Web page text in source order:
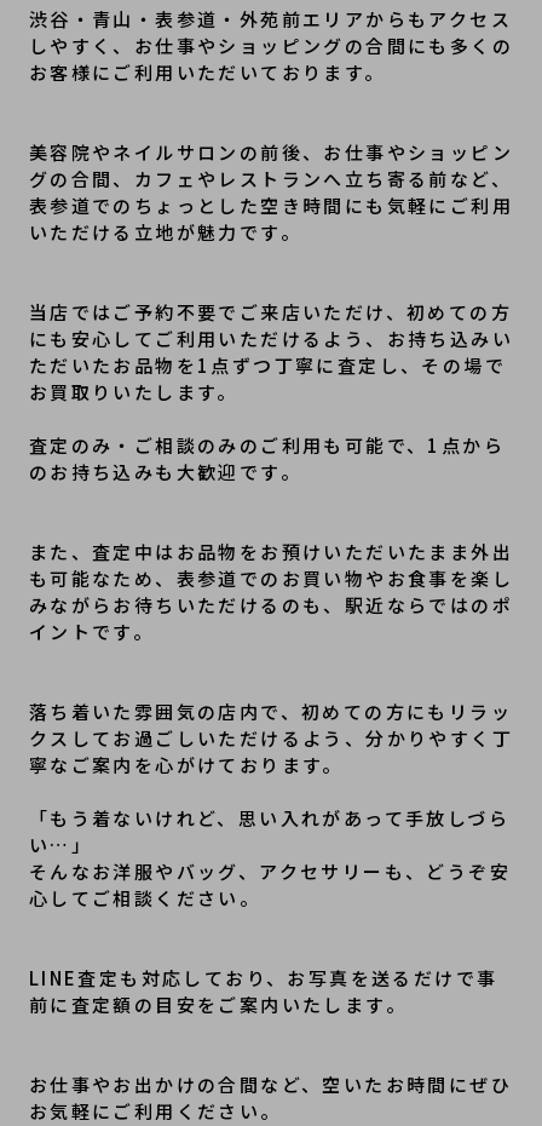
渋谷・青山・表参道・外苑前エリアからもアクセス
しやすく、お仕事やショッピングの合間にも多くの
お客様にご利用いただいております。
美容院やネイルサロンの前後、お仕事やショッピン
グの合間、カフェやレストランへ立ち寄る前など、
表参道でのちょっとした空き時間にも気軽にご利用
いただける立地が魅力です。
当店ではご予約不要でご来店いただけ、初めての方
にも安心してご利用いただけるよう、お持ち込みい
ただいたお品物を1点ずつ丁寧に査定し、その場で
お買取りいたします。
査定のみ・ご相談のみのご利用も可能で、1点から
のお持ち込みも大歓迎です。
また、査定中はお品物をお預けいただいたまま外出
も可能なため、表参道でのお買い物やお食事を楽し
みながらお待ちいただけるのも、駅近ならではのポ
落ち着いた雰囲気の店内で、初めての方にもリラッ
クスしてお過ごしいただけるよう、分かりやすく丁
寧なご案内を心がけております。
「もう着ないけれど、思い入れがあって手放しづら
い…」
そんなお洋服やバッグ、アクセサリーも、どうぞ安
心してご相談ください。
LINE査定も対応しており、お写真を送るだけで事
お仕事やお出かけの合間など、空いたお時間にぜひ
お気軽にご利用ください。